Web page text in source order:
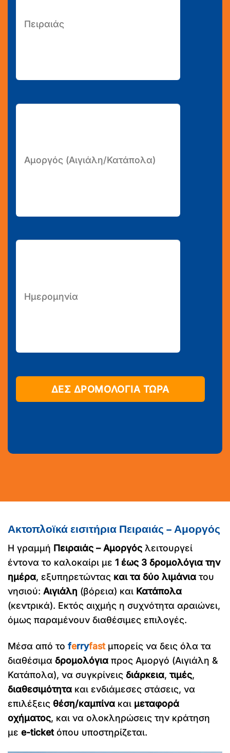
ΔΕΣ ΔΡΟΜΟΛΟΓΙΑ ΤΩΡΑ
Ακτοπλοϊκά εισιτήρια Πειραιάς – Αμοργός
Η γραμμή Πειραιάς – Αμοργός λειτουργεί
έντονα το καλοκαίρι με 1 έως 3 δρομολόγια την
ημέρα, εξυπηρετώντας και τα δύο λιμάνια του
νησιού: Αιγιάλη (βόρεια) και Κατάπολα
(κεντρικά). Εκτός αιχμής η συχνότητα αραιώνει,
όμως παραμένουν διαθέσιμες επιλογές.
Μέσα από το ferryfastμπορείς να δεις όλα τα
διαθέσιμα δρομολόγια προς Αμοργό (Αιγιάλη &
Κατάπολα), να συγκρίνεις διάρκεια, τιμές,
διαθεσιμότητα και ενδιάμεσες στάσεις, να
επιλέξεις θέση/καμπίνα και μεταφορά
οχήματος, και να ολοκληρώσεις την κράτηση
με e-ticketόπου υποστηρίζεται.